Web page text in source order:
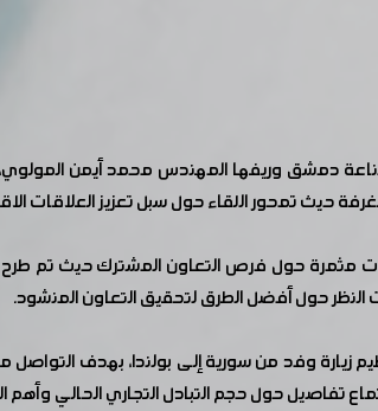
دمشق وريفها المهندس محمد أيمن
حيث تمحور اللقاء حول سبل تعزيز العلاقات
مثمرة حول فرص التعاون المشترك حيث تم طرح
حول أفضل الطرق لتحقيق التعاون المنشود.
زيارة وفد من سورية إلى بولندا، بهدف
تفاصيل حول حجم التبادل التجاري الحالي وأهم